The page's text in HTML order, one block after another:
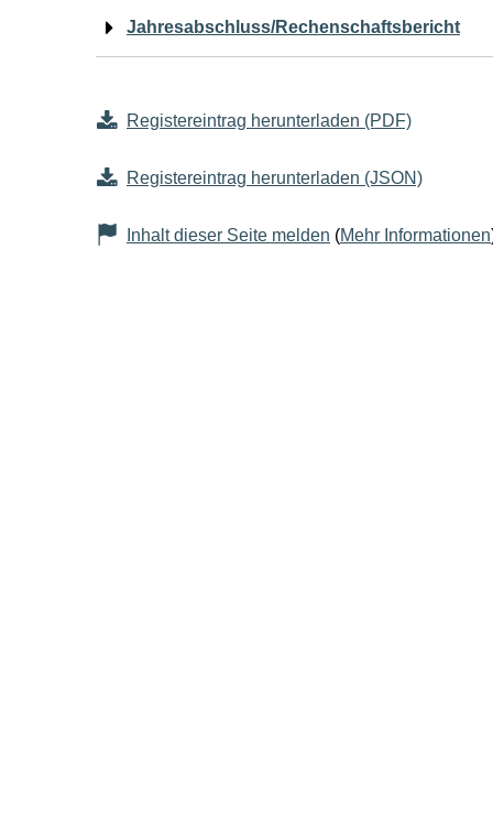
Jahresabschluss/Rechenschaftsbericht
Registereintrag herunterladen (PDF)
Registereintrag herunterladen (JSON)
Inhalt dieser Seite melden (Mehr Informationen